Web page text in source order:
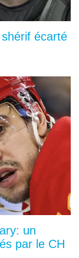
écarté
un
par le CH